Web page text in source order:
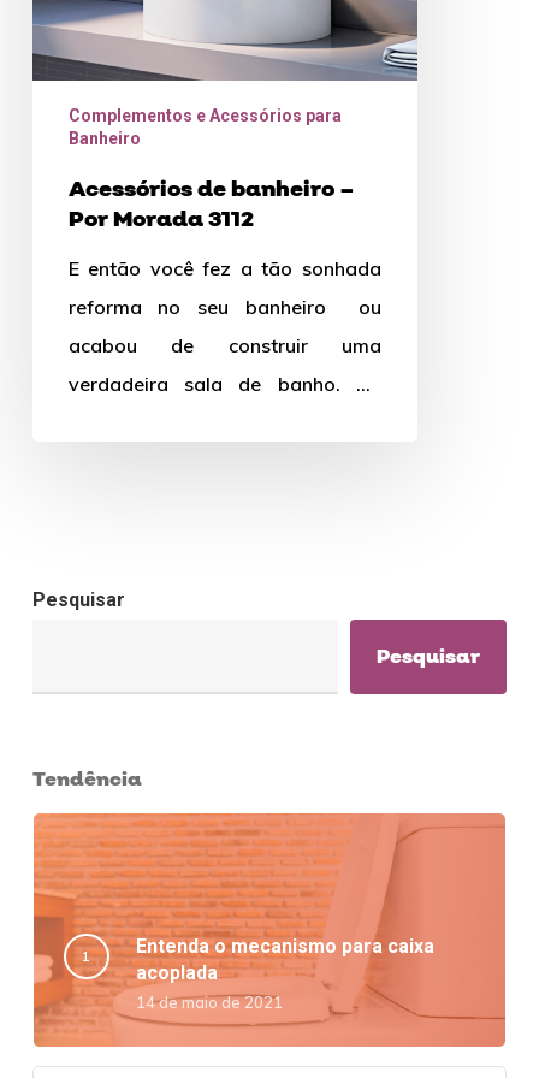
Complementos e Acessórios para
Banheiro
Acessórios de banheiro –
Por Morada 3112
E então você fez a tão sonhada
reforma no seu banheiro ou
acabou de construir uma
verdadeira sala de banho. Os
Pesquisar
Pesquisar
Tendência
Entenda o mecanismo para caixa
acoplada
14 de maio de 2021